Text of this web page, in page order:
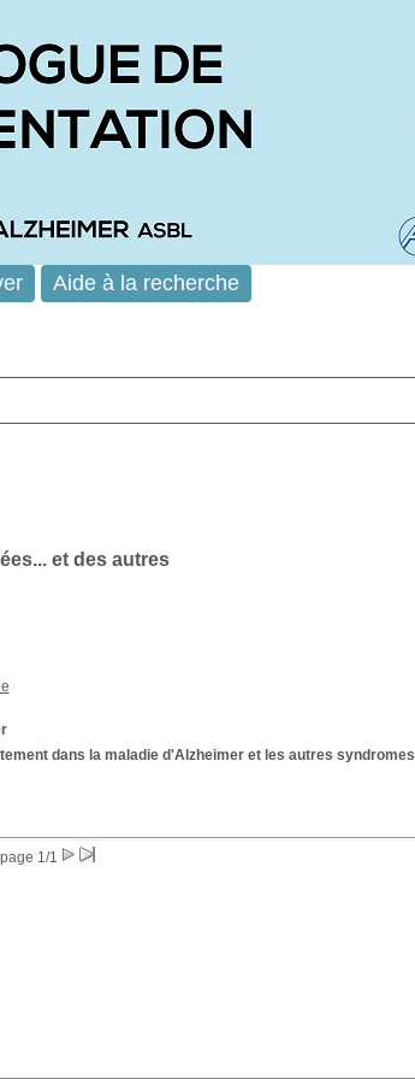
et des autres
dans la maladie d'Alzheimer et les autres syndromes
page 1/1
Aide à la recherche